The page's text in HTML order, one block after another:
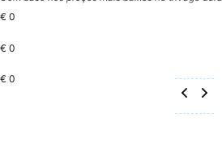
€ 0
€ 0
€ 0